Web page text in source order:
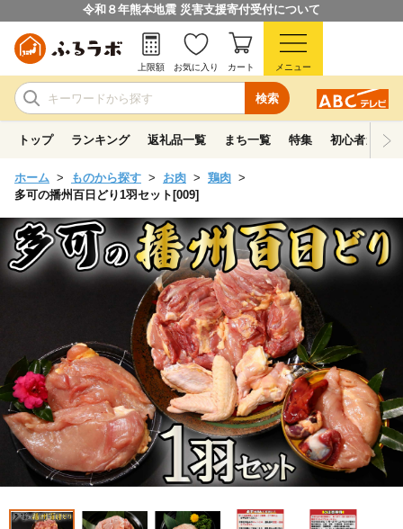
令和８年熊本地震 災害支援寄付受付について
検索
上限額 お気に入り カート メニュー
トップ ランキング 返礼品一覧 まち一覧 特集 初心者ガイド
ホーム ものから探す お肉
鶏肉
多可の播州百日どり1羽セット[009]